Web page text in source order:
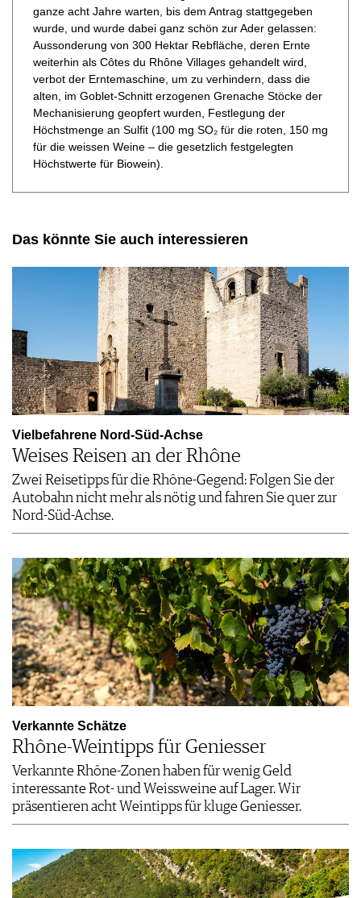
ganze acht Jahre warten, bis dem Antrag stattgegeben
wurde, und wurde dabei ganz schön zur Ader gelassen:
Aussonderung von 300 Hektar Rebfläche, deren Ernte
weiterhin als Côtes du Rhône Villages gehandelt wird,
verbot der Erntemaschine, um zu verhindern, dass die
alten, im Goblet-Schnitt erzogenen Grenache Stöcke der
Mechanisierung geopfert wurden, Festlegung der
Höchstmenge an Sulfit (100 mg SO₂ für die roten, 150 mg
für die weissen Weine – die gesetzlich festgelegten
Höchstwerte für Biowein).
Das könnte Sie auch interessieren
Vielbefahrene Nord-Süd-Achse
Weises Reisen an der Rhône
Zwei Reisetipps für die Rhône-Gegend: Folgen Sie der
Autobahn nicht mehr als nötig und fahren Sie quer zur
Nord-Süd-Achse.
Verkannte Schätze
Rhône-Weintipps für Geniesser
Verkannte Rhône-Zonen haben für wenig Geld
interessante Rot- und Weissweine auf Lager. Wir
präsentieren acht Weintipps für kluge Geniesser.